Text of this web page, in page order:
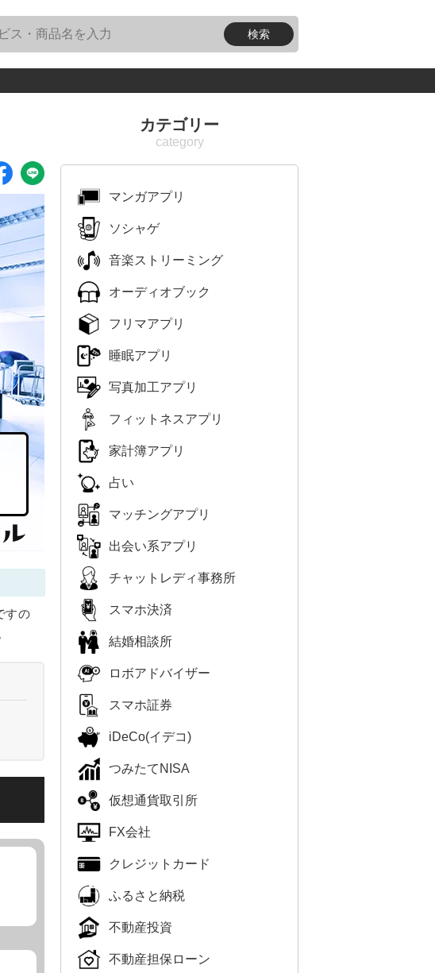
すの
カテゴリー
マンガアプリ
ソシャゲ
音楽ストリーミング
オーディオブック
フリマアプリ
睡眠アプリ
写真加工アプリ
フィットネスアプリ
家計簿アプリ
占い
マッチングアプリ
出会い系アプリ
チャットレディ事務所
スマホ決済
結婚相談所
ロボアドバイザー
スマホ証券
iDeCo(イデコ)
つみたてNISA
仮想通貨取引所
FX会社
クレジットカード
ふるさと納税
不動産投資
不動産担保ローン